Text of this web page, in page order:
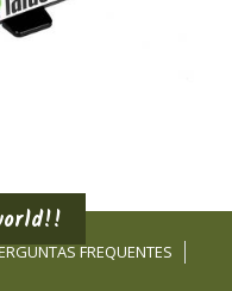
FREQUENTES